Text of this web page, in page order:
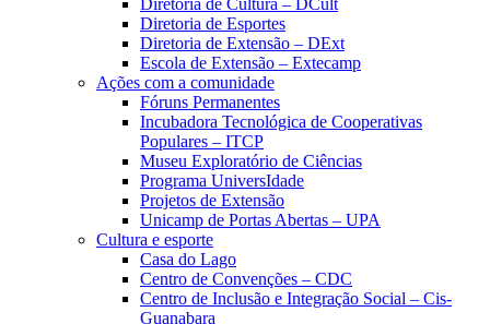
Diretoria de Cultura – DCult
Diretoria de Esportes
Diretoria de Extensão – DExt
Escola de Extensão – Extecamp
Ações com a comunidade
Fóruns Permanentes
Incubadora Tecnológica de Cooperativas
Populares – ITCP
Museu Exploratório de Ciências
Programa UniversIdade
Projetos de Extensão
Unicamp de Portas Abertas – UPA
Cultura e esporte
Casa do Lago
Centro de Convenções – CDC
Centro de Inclusão e Integração Social – Cis-
Guanabara